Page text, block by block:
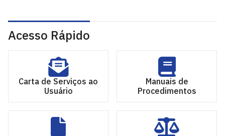
Acesso Rápido
Carta de Serviços ao
Usuário
Manuais de
Procedimentos